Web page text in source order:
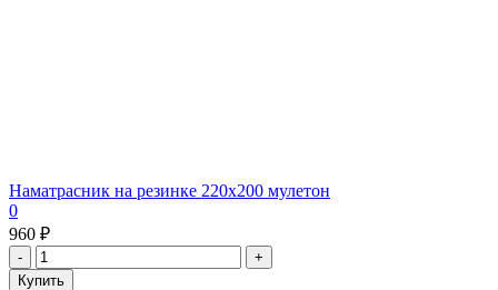
Наматрасник на резинке 220х200 мулетон
0
960 ₽